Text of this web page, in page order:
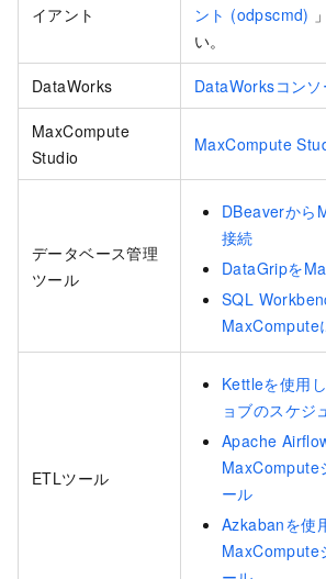
イアント
ント (odpscmd)
い。
DataWorks DataWorksコンソ
MaxCompute
Studio
MaxCompute
データベース管理
ツール
DBeaverから
接続
DataGripを
SQL
MaxCompute
ETLツール
Kettleを使用
ョブのスケジ
Apache
MaxCompute
ール
Azkabanを使
MaxCompute